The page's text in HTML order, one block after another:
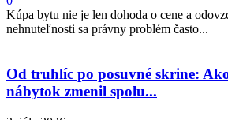
Kúpa bytu nie je len dohoda o cene a
nehnuteľnosti sa právny problém často...
Od truhlíc po posuvné skrine:
nábytok zmenil spolu...